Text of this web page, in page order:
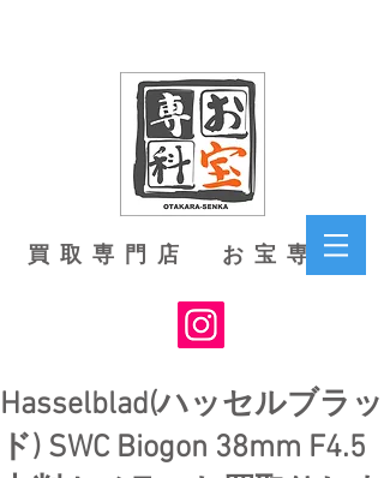
買取専門店 お宝専科
Hasselblad(ハッセルブラッ
ド) SWC Biogon 38mm F4.5